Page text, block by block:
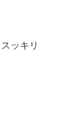
スッキリ